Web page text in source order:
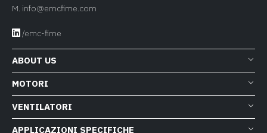
M. info@emcfime.com
/emc-fime
ABOUT US
MOTORI
VENTILATORI
APPLICAZIONI SPECIFICHE